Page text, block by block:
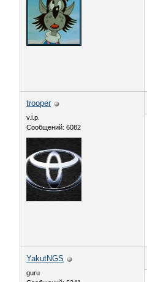
trooper
v.i.p.
Сообщений: 6082
YakutNGS
guru